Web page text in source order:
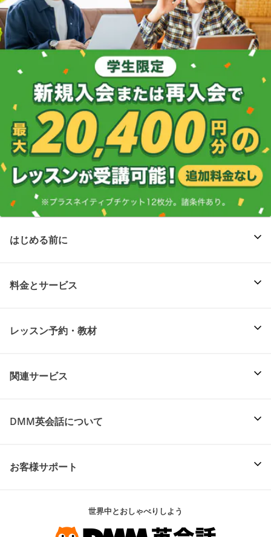
はじめる前に
料金とサービス
レッスン予約・教材
関連サービス
DMM英会話について
お客様サポート
世界中とおしゃべりしよう